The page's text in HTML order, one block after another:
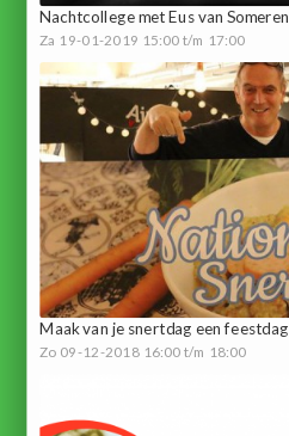
Nachtcollege met Eus van Someren
Za 19-01-2019 15:00 t/m 17:00
Maak van je snertdag een feestdag
Zo 09-12-2018 16:00 t/m 18:00